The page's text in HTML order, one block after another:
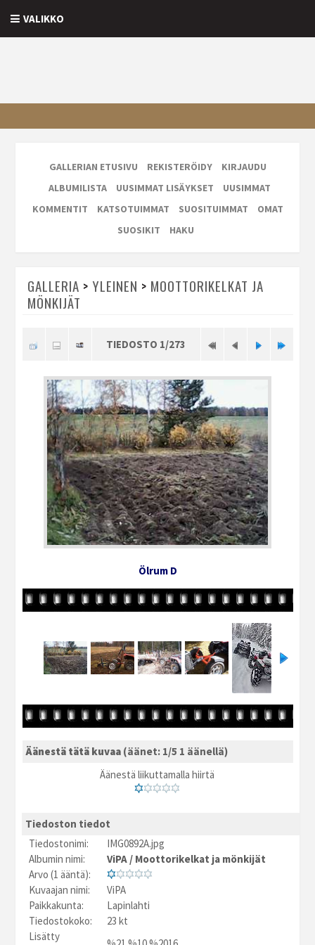
VALIKKO
GALLERIAN ETUSIVU REKISTERÖIDY
KIRJAUDU
ALBUMILISTA
UUSIMMAT LISÄYKSET
UUSIMMAT
KOMMENTIT
KATSOTUIMMAT SUOSITUIMMAT
OMAT
SUOSIKIT
HAKU
GALLERIA > YLEINEN > MOOTTORIKELKAT JA
MÖNKIJÄT
TIEDOSTO 1/273
Ölrum D
Äänestä tätä kuvaa (äänet: 1/5 1 äänellä)
Äänestä liikuttamalla hiirtä
Tiedoston tiedot
Tiedostonimi:
IMG0892A.jpg
Albumin nimi:
ViPA / Moottorikelkat ja mönkijät
Arvo (1 ääntä):
Kuvaajan nimi:
ViPA
Paikkakunta:
Lapinlahti
Tiedostokoko:
23 kt
Lisätty